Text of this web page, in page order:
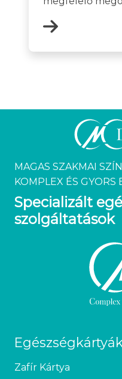
MAGAS SZAKMAI
KOMPLEX ÉS GYORS
Specializált
szolgáltatások
Zafír Kártya